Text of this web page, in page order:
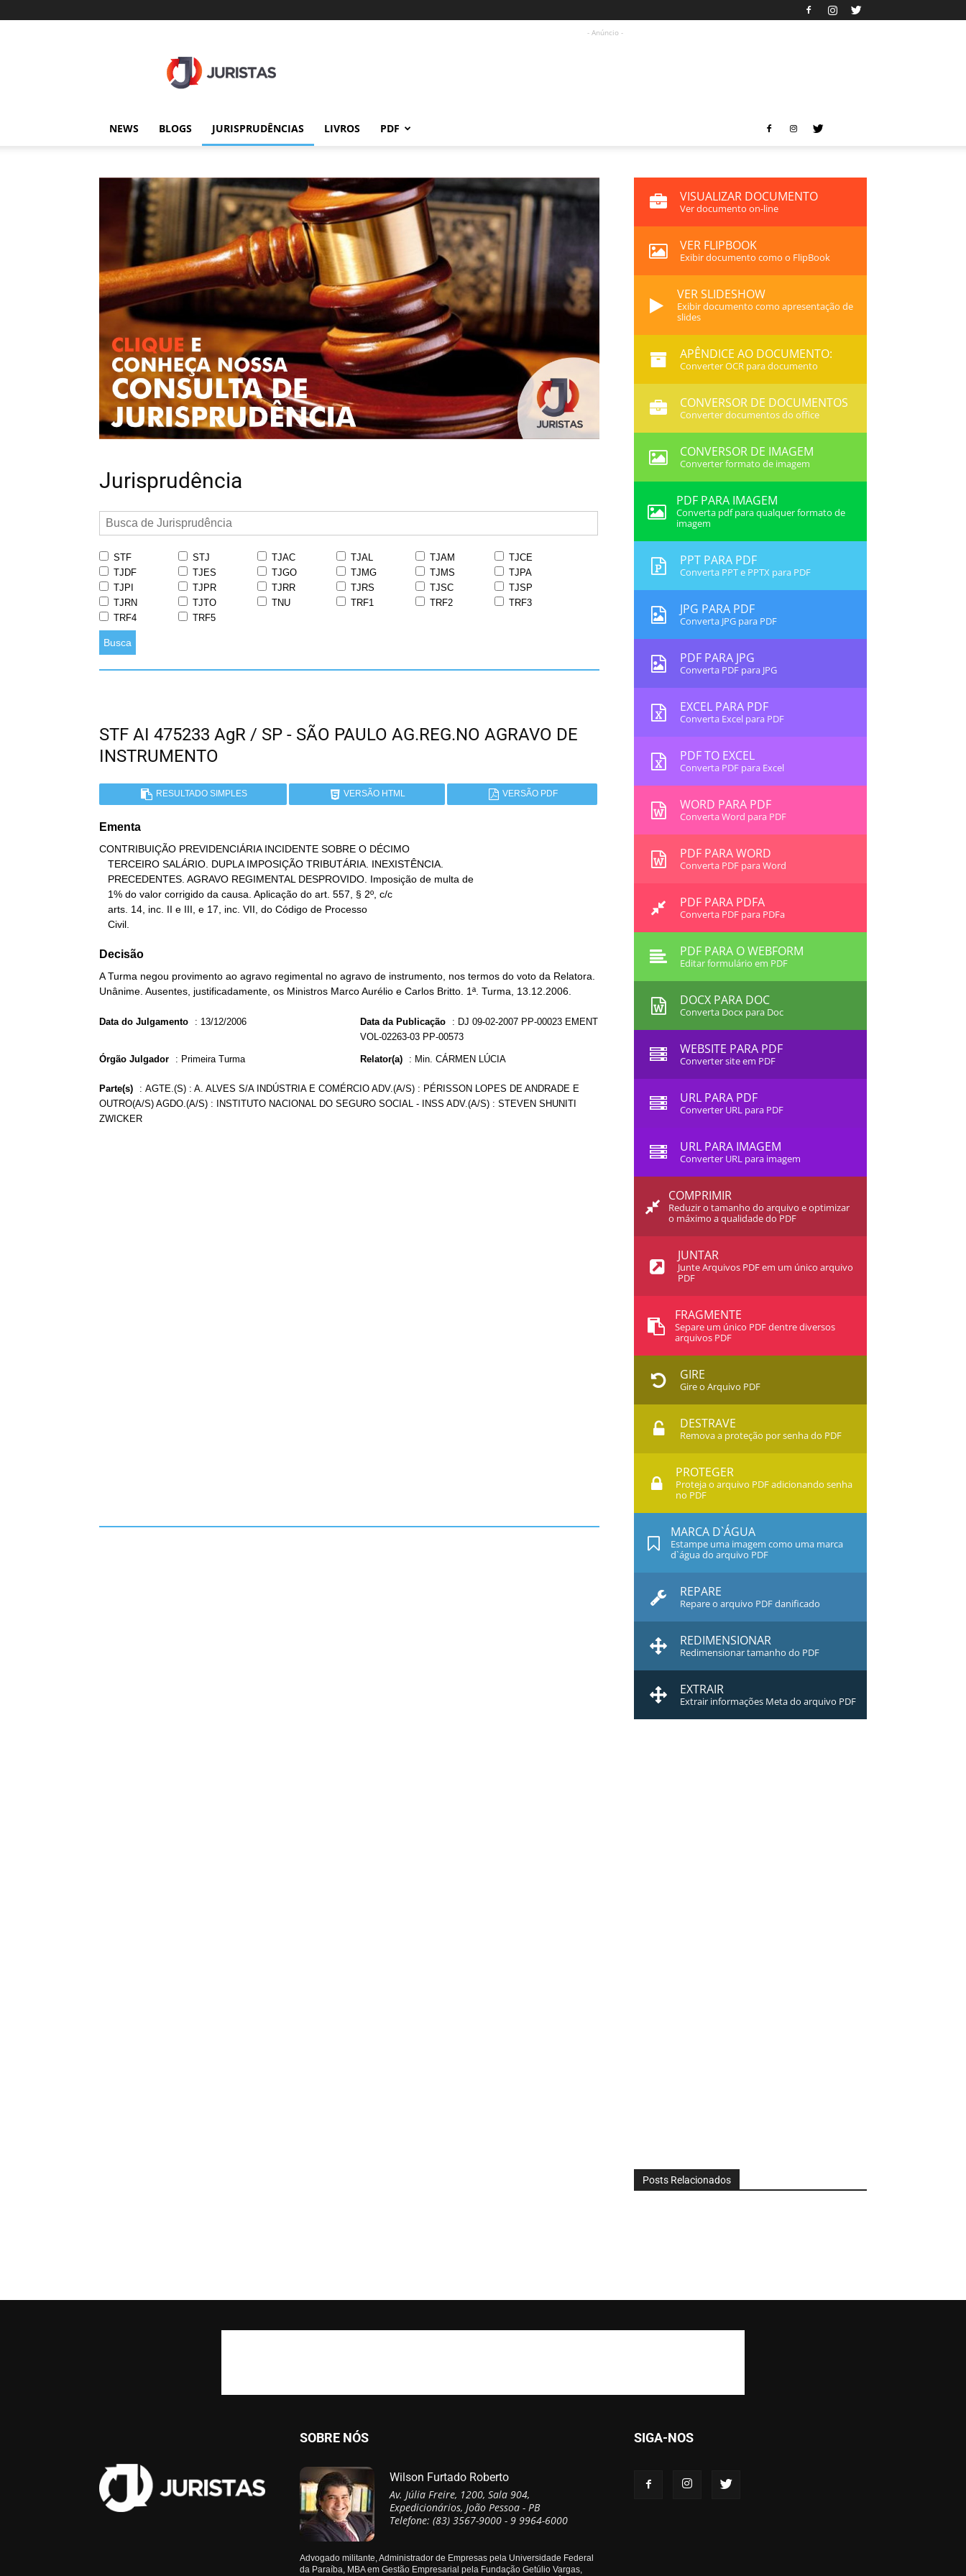
- Anúncio -
NEWS BLOGS JURISPRUDÊNCIAS LIVROS PDF
Jurisprudência
STF STJ TJAC TJAL TJAM
TJCE
TJDF
TJES TJGO TJMG TJMS
TJPA
TJPI
TJPR TJRR TJRS TJSC
TJSP
TJRN
TJTO TNU TRF1 TRF2
TRF3
TRF4
TRF5
Busca
STF AI 475233 AgR / SP - SÃO PAULO AG.REG.NO AGRAVO DE
INSTRUMENTO
RESULTADO SIMPLES VERSÃO HTML VERSÃO PDF
Ementa
CONTRIBUIÇÃO PREVIDENCIÁRIA INCIDENTE SOBRE O DÉCIMO
   Civil.
Decisão
A Turma negou provimento ao agravo regimental no agravo de instrumento, nos termos do voto da Relatora.
Unânime. Ausentes, justificadamente, os Ministros Marco Aurélio e Carlos Britto. 1ª. Turma, 13.12.2006.
Data do Julgamento : 13/12/2006 Data da Publicação : DJ 09-02-2007 PP-00023 EMENT
VOL-02263-03 PP-00573
Órgão Julgador : Primeira Turma Relator(a) : Min. CÁRMEN LÚCIA
Parte(s) : AGTE.(S) : A. ALVES S/A INDÚSTRIA E COMÉRCIO ADV.(A/S) : PÉRISSON LOPES DE ANDRADE E
OUTRO(A/S) AGDO.(A/S) : INSTITUTO NACIONAL DO SEGURO SOCIAL - INSS ADV.(A/S) : STEVEN SHUNITI
ZWICKER
VISUALIZAR DOCUMENTO
Ver documento on-line
VER FLIPBOOK
Exibir documento como o FlipBook
VER SLIDESHOW
Exibir documento como apresentação de
slides
APÊNDICE AO DOCUMENTO:
Converter OCR para documento
CONVERSOR DE DOCUMENTOS
Converter documentos do office
CONVERSOR DE IMAGEM
Converter formato de imagem
PDF PARA IMAGEM
Converta pdf para qualquer formato de
imagem
PPT PARA PDF
Converta PPT e PPTX para PDF
JPG PARA PDF
Converta JPG para PDF
PDF PARA JPG
Converta PDF para JPG
EXCEL PARA PDF
Converta Excel para PDF
PDF TO EXCEL
Converta PDF para Excel
WORD PARA PDF
Converta Word para PDF
PDF PARA WORD
Converta PDF para Word
PDF PARA PDFA
Converta PDF para PDFa
PDF PARA O WEBFORM
Editar formulário em PDF
DOCX PARA DOC
Converta Docx para Doc
WEBSITE PARA PDF
Converter site em PDF
URL PARA PDF
Converter URL para PDF
URL PARA IMAGEM
Converter URL para imagem
COMPRIMIR
Reduzir o tamanho do arquivo e optimizar
o máximo a qualidade do PDF
JUNTAR
Junte Arquivos PDF em um único arquivo
PDF
FRAGMENTE
Separe um único PDF dentre diversos
arquivos PDF
GIRE
Gire o Arquivo PDF
DESTRAVE
Remova a proteção por senha do PDF
PROTEGER
Proteja o arquivo PDF adicionando senha
no PDF
MARCA D`ÁGUA
Estampe uma imagem como uma marca
d`água do arquivo PDF
REPARE
Repare o arquivo PDF danificado
REDIMENSIONAR
Redimensionar tamanho do PDF
EXTRAIR
Extrair informações Meta do arquivo PDF
Posts Relacionados
SOBRE NÓS
Wilson Furtado Roberto
Av. Júlia Freire, 1200, Sala 904,
Expedicionários, João Pessoa - PB
Telefone: (83) 3567-9000 - 9 9964-6000
Advogado militante, Administrador de Empresas pela Universidade Federal
da Paraíba, MBA em Gestão Empresarial pela Fundação Getúlio Vargas,
SIGA-NOS